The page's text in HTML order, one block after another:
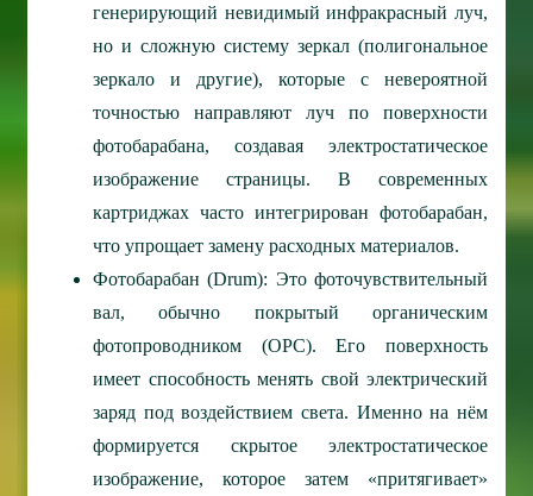
генерирующий невидимый инфракрасный луч,
но и сложную систему зеркал (полигональное
зеркало и другие), которые с невероятной
точностью направляют луч по поверхности
фотобарабана, создавая электростатическое
изображение страницы. В современных
картриджах часто интегрирован фотобарабан,
что упрощает замену расходных материалов.
Фотобарабан (Drum): Это фоточувствительный
вал, обычно покрытый органическим
фотопроводником (OPC). Его поверхность
имеет способность менять свой электрический
заряд под воздействием света. Именно на нём
формируется скрытое электростатическое
изображение, которое затем «притягивает»